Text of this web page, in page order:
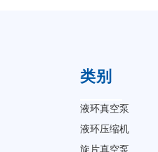
类别
液环真空泵
液环压缩机
旋片真空泵